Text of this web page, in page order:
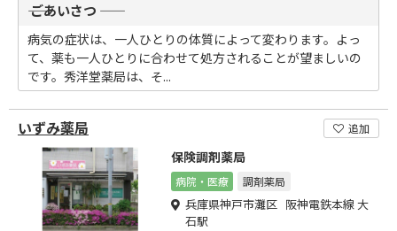
―― ごあいさつ ――
病気の症状は、一人ひとりの体質によって変わります。よっ
て、薬も一人ひとりに合わせて処方されることが望ましいの
です。秀洋堂薬局は、そ...
いずみ薬局 追加
保険調剤薬局
病院・医療 調剤薬局
兵庫県神戸市灘区 阪神電鉄本線 大
石駅